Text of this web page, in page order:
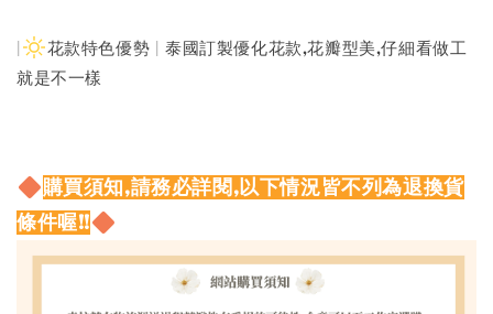
花款特色優勢 | 泰國訂製優化花款,花瓣型美,仔細看做工
就是不一樣
購買須知,請務必詳閱,以下情況皆不列為退換貨
條件喔!!